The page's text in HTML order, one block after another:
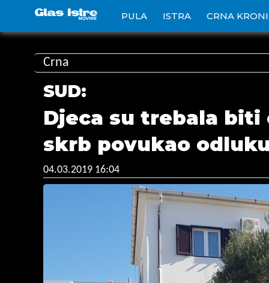
PULA ISTRA CRNA
Crna
SUD:
Djeca su trebala
skrb povukao
04.03.2019 16:04